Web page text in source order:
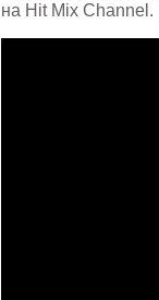
на Hit Mix Channel.